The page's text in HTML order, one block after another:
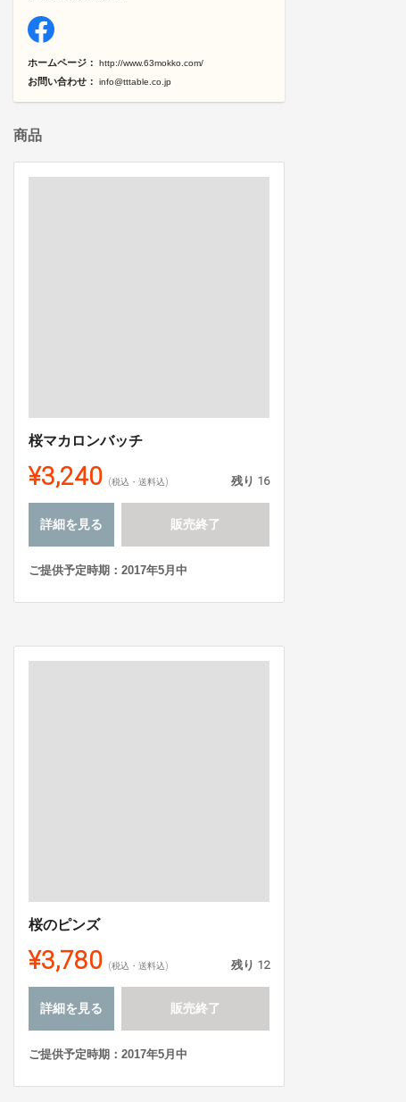
ホームページ： http://www.63mokko.com/
お問い合わせ： info@tttable.co.jp
商品
桜マカロンバッチ
¥3,240 (税込・送料込) 残り 16
詳細を見る 販売終了
ご提供予定時期：2017年5月中
桜のピンズ
¥3,780 (税込・送料込) 残り 12
詳細を見る 販売終了
ご提供予定時期：2017年5月中